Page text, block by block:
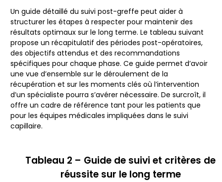
Un guide détaillé du suivi post-greffe peut aider à
structurer les étapes à respecter pour maintenir des
résultats optimaux sur le long terme. Le tableau suivant
propose un récapitulatif des périodes post-opératoires,
des objectifs attendus et des recommandations
spécifiques pour chaque phase. Ce guide permet d’avoir
une vue d’ensemble sur le déroulement de la
récupération et sur les moments clés où l’intervention
d’un spécialiste pourra s’avérer nécessaire. De surcroît, il
offre un cadre de référence tant pour les patients que
pour les équipes médicales impliquées dans le suivi
capillaire.
Tableau 2 – Guide de suivi et critères de
réussite sur le long terme